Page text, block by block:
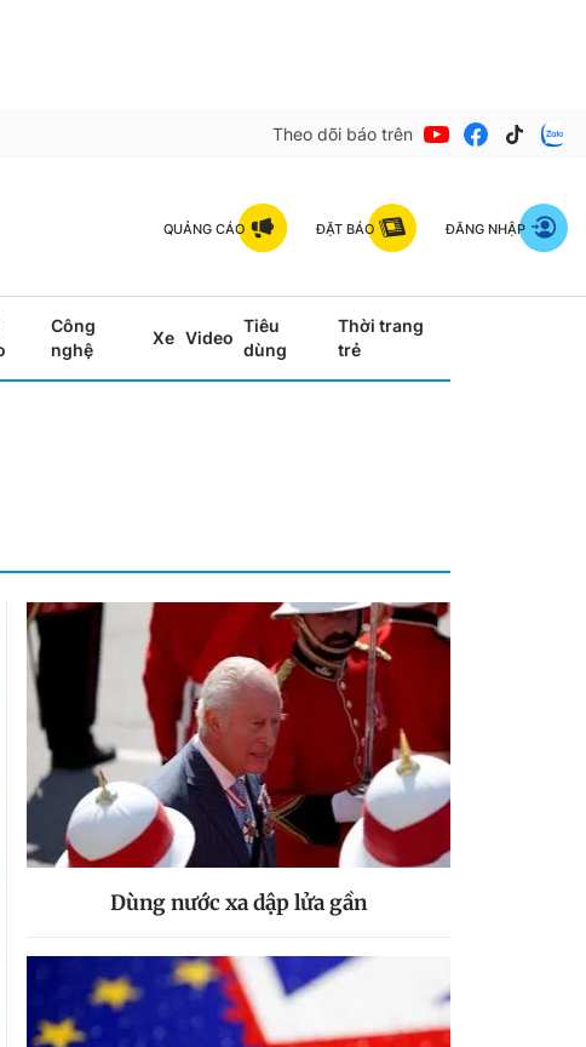
Theo dõi báo trên
QUẢNG CÁO ĐẶT BÁO ĐĂNG NHẬP
Công
nghệ
Xe Video
Tiêu
dùng
Thời trang
trẻ
Dùng nước xa dập lửa gần